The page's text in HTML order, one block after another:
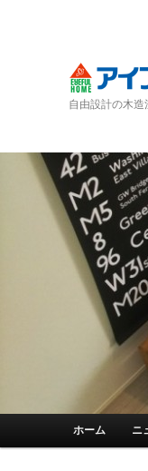
自由設計の木造
メインメニュー
メインコン
サブコンテ
ホーム ニ